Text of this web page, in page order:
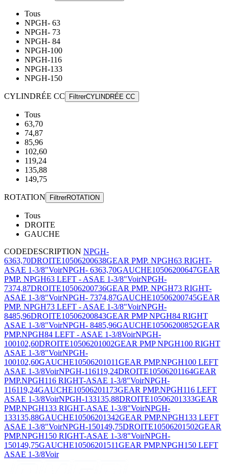
Tous
NPGH- 63
NPGH- 73
NPGH- 84
NPGH-100
NPGH-116
NPGH-133
NPGH-150
CYLINDRÉE CC FiltrerCYLINDRÉE CC
Tous
63,70
74,87
85,96
102,60
119,24
135,88
149,75
ROTATION FiltrerROTATION
Tous
DROITE
GAUCHE
CODEDESCRIPTION NPGH-
6363,70DROITE10506200638GEAR PMP. NPGH63 RIGHT-
ASAE 1-3/8"VoirNPGH- 6363,70GAUCHE10506200647GEAR
PMP. NPGH63 LEFT - ASAE 1-3/8"VoirNPGH-
7374,87DROITE10506200736GEAR PMP. NPGH73 RIGHT-
ASAE 1-3/8"VoirNPGH- 7374,87GAUCHE10506200745GEAR
PMP. NPGH73 LEFT - ASAE 1-3/8"VoirNPGH-
8485,96DROITE10506200843GEAR PMP NPGH84 RIGHT
ASAE 1-3/8"VoirNPGH- 8485,96GAUCHE10506200852GEAR
PMP.NPGH84 LEFT - ASAE 1-3/8VoirNPGH-
100102,60DROITE10506201002GEAR PMP NPGH100 RIGHT
ASAE 1-3/8"VoirNPGH-
100102,60GAUCHE10506201011GEAR PMP.NPGH100 LEFT
ASAE 1-3/8VoirNPGH-116119,24DROITE10506201164GEAR
PMP.NPGH116 RIGHT-ASAE 1-3/8"VoirNPGH-
116119,24GAUCHE10506201173GEAR PMP.NPGH116 LEFT
ASAE 1-3/8VoirNPGH-133135,88DROITE10506201333GEAR
PMP.NPGH133 RIGHT-ASAE 1-3/8"VoirNPGH-
133135,88GAUCHE10506201342GEAR PMP.NPGH133 LEFT
ASAE 1-3/8"VoirNPGH-150149,75DROITE10506201502GEAR
PMP.NPGH150 RIGHT-ASAE 1-3/8"VoirNPGH-
150149,75GAUCHE10506201511GEAR PMP.NPGH150 LEFT
ASAE 1-3/8Voir